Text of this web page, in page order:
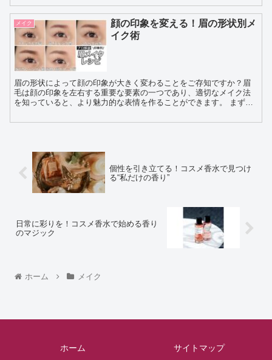
す...
メイク
顔の印象を変える！眉の形状別メ
イク術
眉の形状によって顔の印象が大きく変わることをご存知ですか？眉
毛は顔の印象を左右する重要な要素の一つであり、適切なメイク法
を知っていると、より魅力的な表情を作ることができます。 まず、
個性を引き立てる！コスメ香水で見つけ
る“私だけの香り”
日常に彩りを！コスメ香水で始める香り
のマジック
ホーム メイク
ホーム サイトマップ